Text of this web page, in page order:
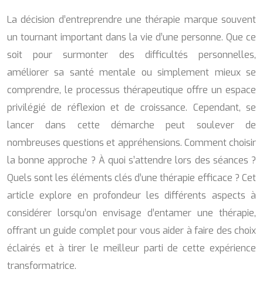
La décision d’entreprendre une thérapie marque souvent
un tournant important dans la vie d’une personne. Que ce
soit pour surmonter des difficultés personnelles,
améliorer sa santé mentale ou simplement mieux se
comprendre, le processus thérapeutique offre un espace
privilégié de réflexion et de croissance. Cependant, se
lancer dans cette démarche peut soulever de
nombreuses questions et appréhensions. Comment choisir
la bonne approche ? À quoi s’attendre lors des séances ?
Quels sont les éléments clés d’une thérapie efficace ? Cet
article explore en profondeur les différents aspects à
considérer lorsqu’on envisage d’entamer une thérapie,
offrant un guide complet pour vous aider à faire des choix
éclairés et à tirer le meilleur parti de cette expérience
transformatrice.